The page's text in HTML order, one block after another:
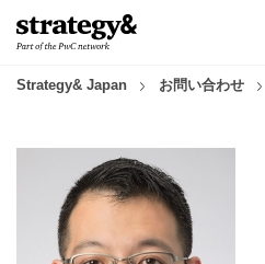
ン
ン
ッ
ーStrategy& Japan お問い合わせ